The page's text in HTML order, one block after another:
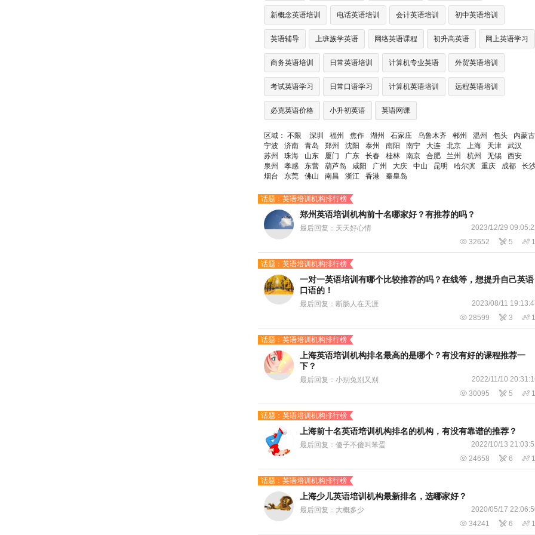
新概念英语培训 电话英语培训 会计英语培训 初中英语培训
英语辅导 上班族学英语 网络英语课程 初升高英语 网上英语学习
商务英语培训 日常英语培训 计算机专业英语 外贸英语培训
考试英语学习 日常口语学习 计算机英语培训 远程英语培训
必克英语价格 小升初英语 英语网课
区域： 不限 深圳 福州 焦作 湖州 石家庄 乌鲁木齐 郴州 温州 包头
内蒙古
宁波
济南 青岛 郑州 沈阳 泰州 南阳 南宁 大连 北京 上海 天津
武汉
苏州
珠海 山东 厦门 广东 长春 桂林 南京 合肥 兰州 杭州 无锡
西安
泉州
孝感 东营 葫芦岛 咸阳 广州 大庆 中山 昆明 哈尔滨 重庆 成都
长
烟台
东莞 佛山 南昌 浙江 香港 秦皇岛
话题：英语培训机构排行榜
​郑州英语培训机构前十名哪家好？有推荐的吗？
最后回复：天天好心情 2023/12/29
 32652  5  1
话题：英语培训机构排行榜
一对一英语培训有哪个比较推荐的吗？在线等，想提升自己英语
口语的！
最后回复：断肠人在天涯 2023/08/11
 28599  3  1
话题：英语培训机构排行榜
上海英语培训机构排名最高的是哪个？有没有好的课程推荐一
下？
最后回复：小别兔别又别 2022/11/10
 30095  5  1
话题：英语培训机构排行榜
上海前十名英语培训机构排名的机构，有没有靠谱的推荐？
最后回复：傻子不傻叫笨蛋 2022/10/13
 24658  6  1
话题：英语培训机构排行榜
上海少儿英语培训机构最新排名，选哪家好？
最后回复：大概多少 2020/05/17
 34241  6  1